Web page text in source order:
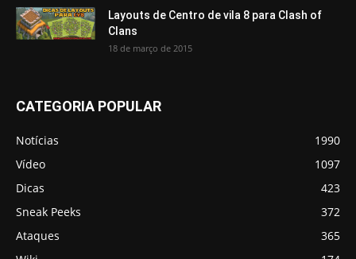
Layouts de Centro de vila 8 para Clash of
Clans
18 de março de 2015
CATEGORIA POPULAR
Notícias
1990
Vídeo
1097
Dicas
423
Sneak Peeks
372
Ataques
365